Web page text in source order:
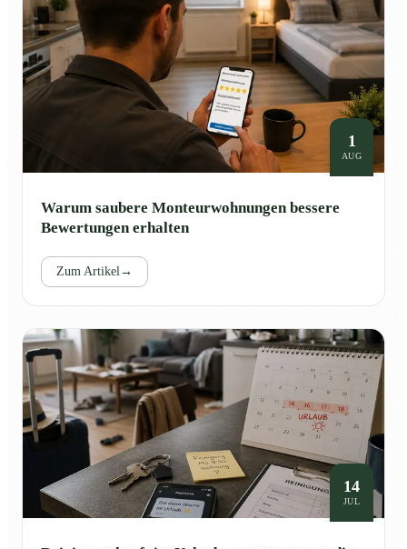
1
AUG
Warum saubere Monteurwohnungen bessere
Bewertungen erhalten
Zum Artikel →
14
JUL